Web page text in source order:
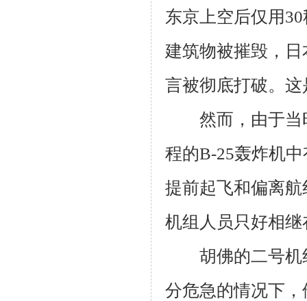
东京上空后仅用30
建筑物被摧毁，
言被彻底打破。
然而，由于当
程的B-25轰炸机
提前起飞和偏离
机组人员只好相
胡佛的二号机
分危急的情况下